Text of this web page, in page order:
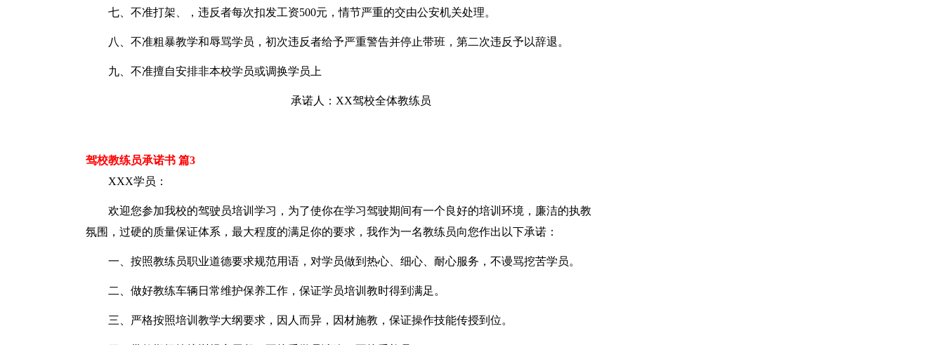
七、不准打架、，违反者每次扣发工资500元，情节严重的交由公安机关处理。
八、不准粗暴教学和辱骂学员，初次违反者给予严重警告并停止带班，第二次违反予以辞退。
九、不准擅自安排非本校学员或调换学员上
承诺人：XX驾校全体教练员
驾校教练员承诺书 篇3
XXX学员：
欢迎您参加我校的驾驶员培训学习，为了使你在学习驾驶期间有一个良好的培训环境，廉洁的执教
氛围，过硬的质量保证体系，最大程度的满足你的要求，我作为一名教练员向您作出以下承诺：
一、按照教练员职业道德要求规范用语，对学员做到热心、细心、耐心服务，不谩骂挖苦学员。
二、做好教练车辆日常维护保养工作，保证学员培训教时得到满足。
三、严格按照培训教学大纲要求，因人而异，因材施教，保证操作技能传授到位。